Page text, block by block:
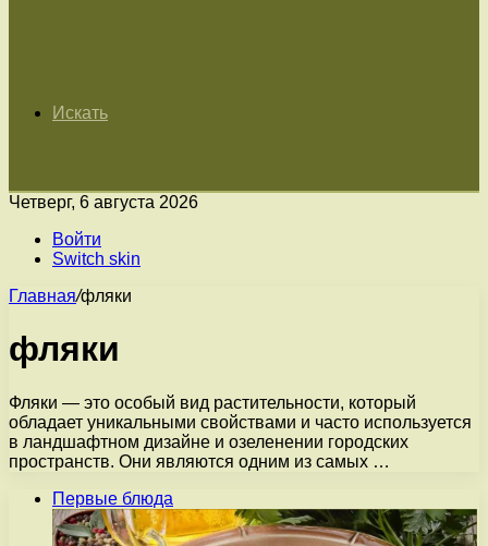
Искать
Четверг, 6 августа 2026
Войти
Switch skin
Главная/фляки
фляки
Фляки — это особый вид растительности, который
обладает уникальными свойствами и часто используется
в ландшафтном дизайне и озеленении городских
пространств. Они являются одним из самых …
Первые блюда